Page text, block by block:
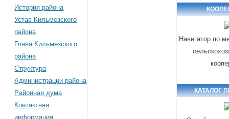
История района
Устав Кильмезского
района
Глава Кильмезского
района
Структура
Администрации района
Районная дума
Контактная
информация
Навигатор по
КАТАЛОГ